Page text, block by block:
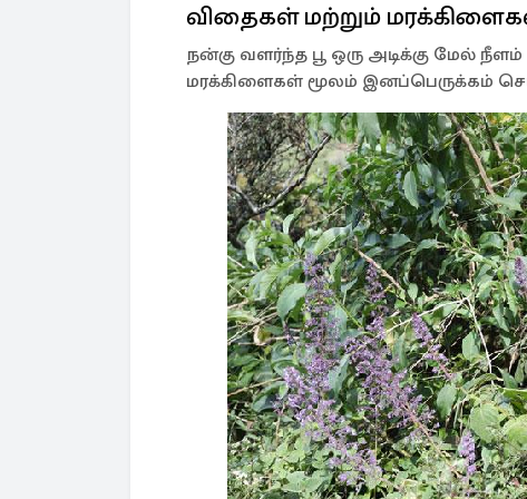
விதைகள் மற்றும்
நன்கு வளர்ந்த பூ ஒரு அடிக்கு மேல்
மரக்கிளைகள் மூலம் இனப்பெருக்கம்